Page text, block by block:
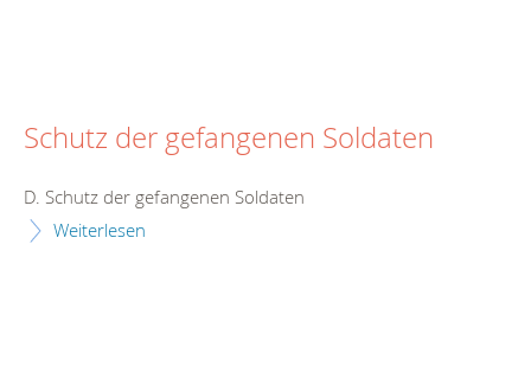
Schutz der gefangenen Soldaten
D. Schutz der gefangenen Soldaten
Weiterlesen